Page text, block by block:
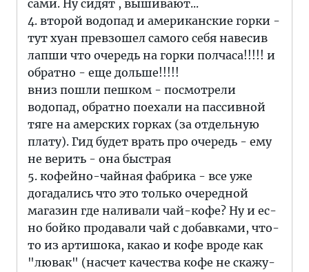
сами. Ну сидят , вышивают...
4. второй водопад и американские горки -
тут хуан превзошел самого себя навесив
лапши что очередь на горки полчаса!!!!! и
обратно - еще дольше!!!!!
вниз пошли пешком - посмотрели
водопад, обратно поехали на пассивной
тяге на амерских горках (за отдельную
плату). Гид будет врать про очередь - ему
не верить - она быстрая
5. кофейно-чайная фабрика - все уже
догадались что это только очередной
магазин где наливали чай-кофе? Ну и ес-
но бойко продавали чай с добавками, что-
то из артишока, какао и кофе вроде как
"лювак" (насчет качества кофе не скажу-